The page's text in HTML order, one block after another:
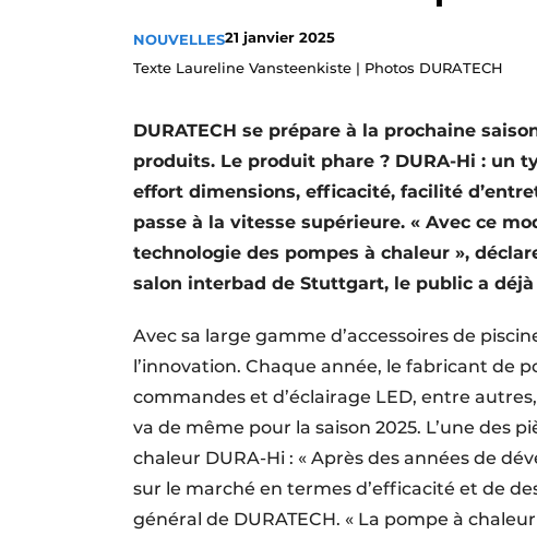
Video’s
NOUVELLES21 janvier 2025
Texte Laureline Vansteenkiste | Photos DURATECH
DURATECH se prépare à la prochaine
produits. Le produit phare ? DURA-Hi : un
effort dimensions, efficacité, facilité
passe à la vitesse supérieure. « Avec ce
technologie des pompes à chaleur »,
salon interbad de Stuttgart, le public a
Avec sa large gamme d’accessoires de
l’innovation. Chaque année, le fabricant de
commandes et d’éclairage LED, entre
va de même pour la saison 2025. L’une des
chaleur DURA-Hi : « Après des années de
sur le marché en termes d’efficacité et de
général de DURATECH. « La pompe à